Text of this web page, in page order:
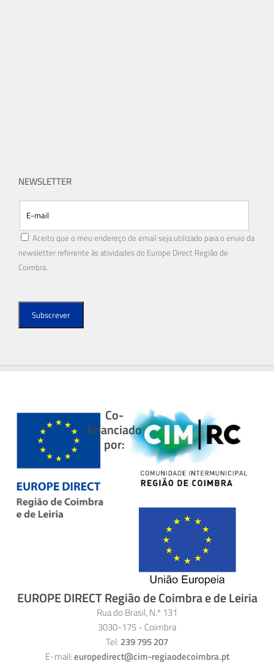
NEWSLETTER
Aceito que o meu endereço de email seja utilizado para o envio da
newsletter referente às atividades do Europe Direct Região de
Coimbra.
Co-
financiado
por:
EUROPE DIRECT Região de Coimbra e de Leiria
Rua do Brasil, N.º 131
3030-175 - Coimbra
Tel: 239 795 207
E-mail:europedirect@cim-regiaodecoimbra.pt